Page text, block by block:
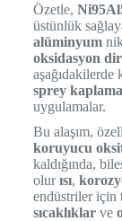
Özetle,
üstünlük
alüminyum
oksidasyon
sprey
uygulamalar.
Bu alaşım,
koruyucu
kaldığında,
olurısı,
endüstriler için
sıcaklıklarve